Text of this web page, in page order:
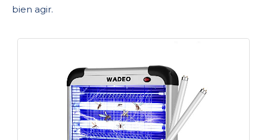
bien agir.